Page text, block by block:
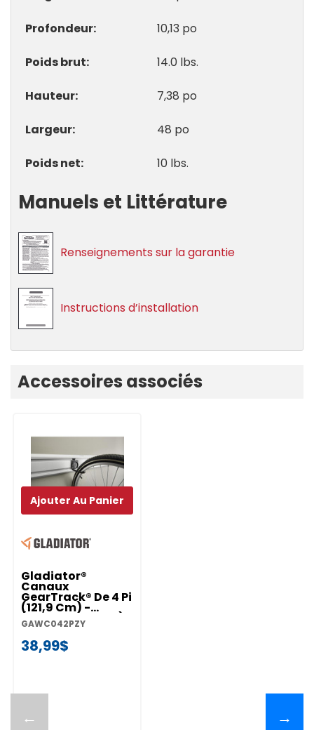
Profondeur 10,13 po
Poids brut 14.0 lbs.
Hauteur 7,38 po
Largeur 48 po
Poids net 10 lbs.
Manuels et Littérature
Renseignements sur la garantie
Instructions d’installation
Accessoires associés
←
Gladiator®
Canaux
GearTrack® De 4 Pi
(121,9 Cm) -
(emballage De 2)
GAWC042PZY
GAWC042PZY
38,99$
Ajouter Au Panier
→